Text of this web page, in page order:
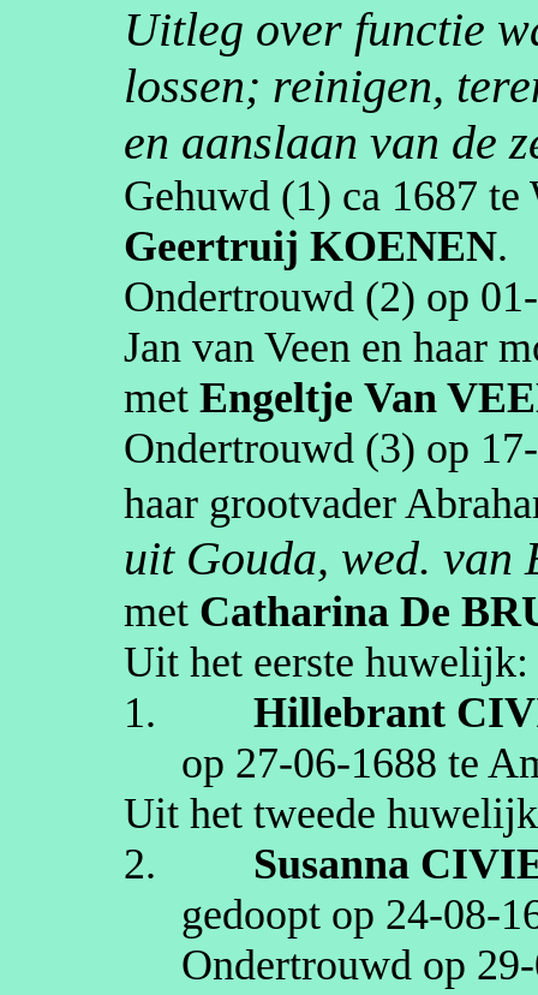
Uitleg over functie
lossen; reinigen,
en aanslaan van de
Gehuwd (1) ca 1687 te
Geertruij KOENEN.
Ondertrouwd (2) op
Jan van Veen en haar
metEngeltje Van
Ondertrouwd (3) op
haar grootvader
uit Gouda, wed. van
met Catharina De
Uit het eerste huwelijk:
1.
Hillebrant
op 27‑06‑1688 te
Uit het tweede
2.
Susanna
gedoopt op
Ondertrouwd op